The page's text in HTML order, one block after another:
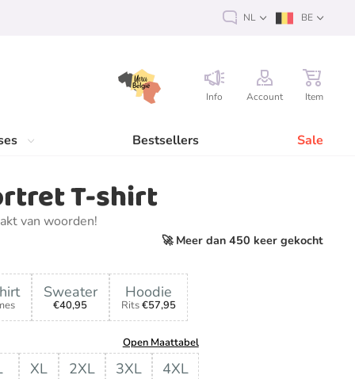
Info Account Item
Bestsellers Sale
NL BE
T-shirt
van woorden!
🚀 Meer dan 450 keer gekocht
Sweater
€40,95
Hoodie
Rits€57,95
Open Maattabel
XL 2XL 3XL 4XL